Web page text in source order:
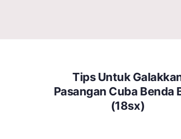
Tips Untuk
Pasangan Cuba Benda
(18sx)